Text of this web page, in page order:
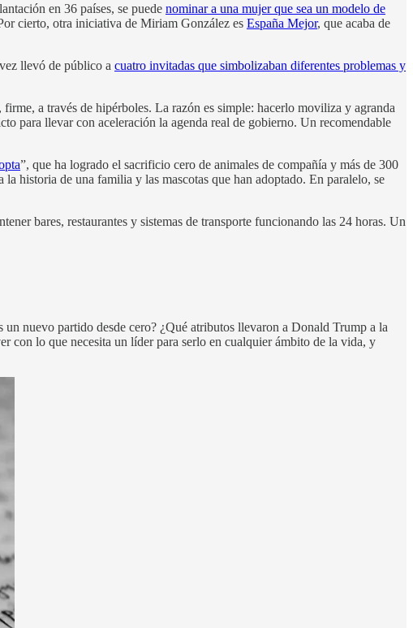
en 36 países, se puede nominar a una mujer que sea un modelo de
cierto, otra iniciativa de Miriam González es España Mejor, que acaba de
llevó de público a cuatro invitadas que simbolizaban diferentes problemas y
a través de hipérboles. La razón es simple: hacerlo moviliza y agranda
para llevar con aceleración la agenda real de gobierno. Un recomendable
”, que ha logrado el sacrificio cero de animales de compañía y más de 300
historia de una familia y las mascotas que han adoptado. En paralelo, se
bares, restaurantes y sistemas de transporte funcionando las 24 horas. Un
nuevo partido desde cero? ¿Qué atributos llevaron a Donald Trump a la
con lo que necesita un líder para serlo en cualquier ámbito de la vida, y